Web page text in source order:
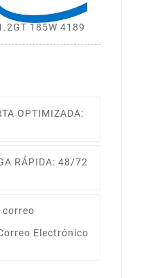
185W 4189
OPTIMIZADA:
RÁPIDA: 48/72
Electrónico